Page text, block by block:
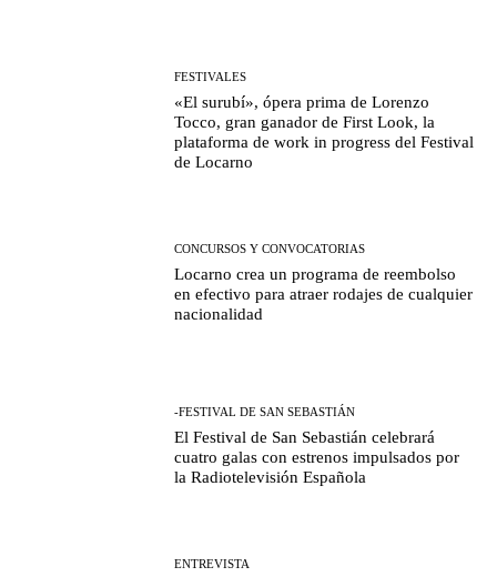
FESTIVALES
«El surubí», ópera prima de Lorenzo
Tocco, gran ganador de First Look, la
plataforma de work in progress del Festival
de Locarno
CONCURSOS Y CONVOCATORIAS
Locarno crea un programa de reembolso
en efectivo para atraer rodajes de cualquier
nacionalidad
-FESTIVAL DE SAN SEBASTIÁN
El Festival de San Sebastián celebrará
cuatro galas con estrenos impulsados por
la Radiotelevisión Española
ENTREVISTA